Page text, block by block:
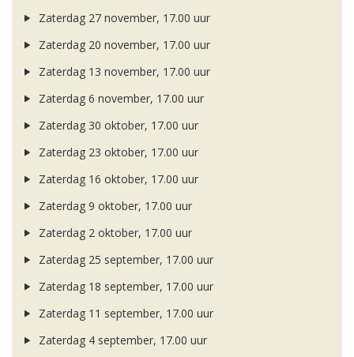
Zaterdag 27 november, 17.00 uur
Zaterdag 20 november, 17.00 uur
Zaterdag 13 november, 17.00 uur
Zaterdag 6 november, 17.00 uur
Zaterdag 30 oktober, 17.00 uur
Zaterdag 23 oktober, 17.00 uur
Zaterdag 16 oktober, 17.00 uur
Zaterdag 9 oktober, 17.00 uur
Zaterdag 2 oktober, 17.00 uur
Zaterdag 25 september, 17.00 uur
Zaterdag 18 september, 17.00 uur
Zaterdag 11 september, 17.00 uur
Zaterdag 4 september, 17.00 uur